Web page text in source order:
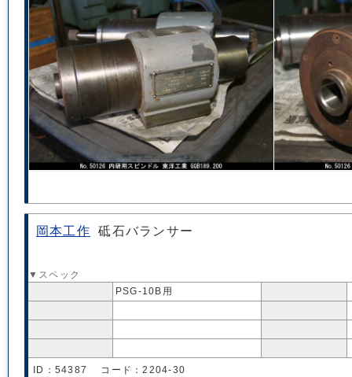
岡本工作 砥石バランサー
▼スペック
PSG-10B用
ID：54387 コード：2204-30